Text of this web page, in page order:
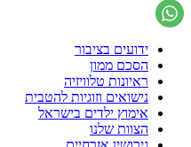
ידועים בציבור
הסכם ממון
ראיונות טלוויזיה
נישואים וזוגיות להטבית
אימוץ ילדים בישראל
הצוות שלנו